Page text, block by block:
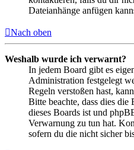
Dateianhänge anfügen
Nach oben
Weshalb wurde ich verwarnt?
In jedem Board gibt es
Administration festgelegt
Regeln verstoßen hast,
Bitte beachte, dass dies
dieses Boards ist und
Verwarnung zu tun hat.
sofern du die nicht sicher